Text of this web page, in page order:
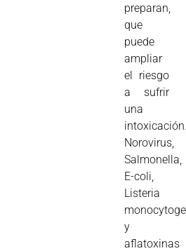
preparan,
que
puede
ampliar
el riesgo
a sufrir
una
intoxicación.
Norovirus,
Salmonella,
E-coli,
Listeria
y
aflatoxinas